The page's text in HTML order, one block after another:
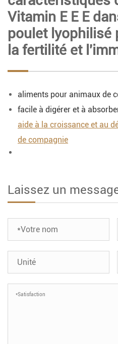
Vitamin E E E
poulet lyophilisé
la fertilité et
aliments pour animaux de
facile à digérer et à
aide à la croissance et au
de compagnie
Laissez un